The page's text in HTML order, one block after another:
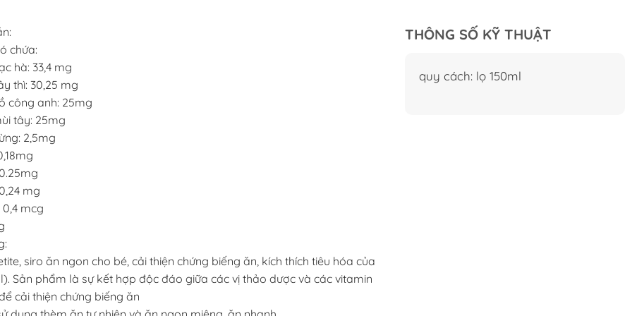
chứa:
hà: 33,4 mg
thì: 30,25 mg
công anh: 25mg
tây: 25mg
2,5mg
mg
0,4 mcg
siro ăn ngon cho bé, cải thiện chứng biếng ăn, kích thích tiêu hóa của
Sản phẩm là sự kết hợp độc đáo giữa các vị thảo dược và các vitamin
cải thiện chứng biếng ăn
THÔNG SỐ KỸ THUẬT
quy cách: lọ 150ml